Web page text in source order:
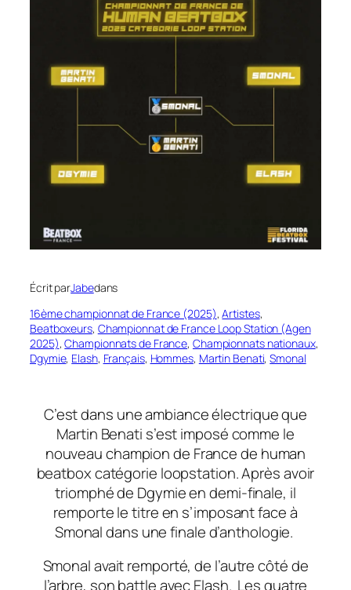
Écrit parJabedans
16ème championnat de France (2025), Artistes
Beatboxeurs, Championnat de France Loop Station (Agen
2025), Championnats de France, Championnats nationaux
Dgymie, Elash, Français, Hommes, Martin Benati, Smonal
C’est dans une ambiance électrique que
Martin Benati s’est imposé comme le
nouveau champion de France de human
beatbox catégorie loopstation. Après avoir
triomphé de Dgymie en demi-finale, il
remporte le titre en s’imposant face à
Smonal dans une finale d’anthologie.
Smonal avait remporté, de l’autre côté de
l’arbre, son battle avec Elash. Les quatre